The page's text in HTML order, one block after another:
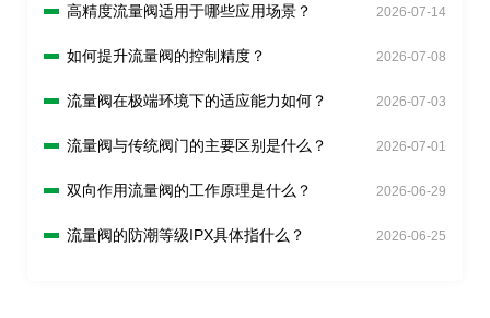
高精度流量阀适用于哪些应用场景？ 2026-07-14
如何提升流量阀的控制精度？ 2026-07-08
流量阀在极端环境下的适应能力如何？ 2026-07-03
流量阀与传统阀门的主要区别是什么？ 2026-07-01
双向作用流量阀的工作原理是什么？ 2026-06-29
流量阀的防潮等级IPX具体指什么？ 2026-06-25